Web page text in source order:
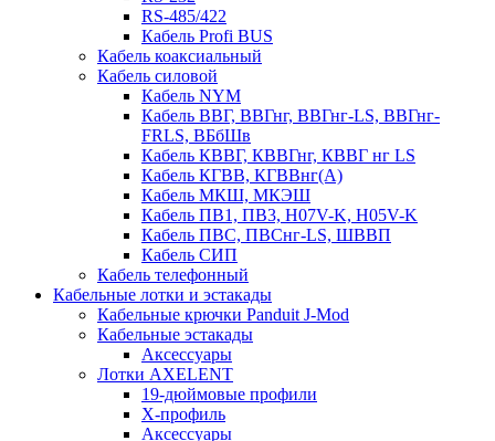
RS-485/422
Кабель Profi BUS
Кабель коаксиальный
Кабель силовой
Кабель NYM
Кабель ВВГ, ВВГнг, ВВГнг-LS, ВВГнг-
FRLS, ВБбШв
Кабель КВВГ, КВВГнг, КВВГ нг LS
Кабель КГВВ, КГВВнг(А)
Кабель МКШ, МКЭШ
Кабель ПВ1, ПВ3, H07V-K, H05V-K
Кабель ПВС, ПВСнг-LS, ШВВП
Кабель СИП
Кабель телефонный
Кабельные лотки и эстакады
Кабельные крючки Panduit J-Mod
Кабельные эстакады
Аксессуары
Лотки AXELENT
19-дюймовые профили
X-профиль
Аксессуары